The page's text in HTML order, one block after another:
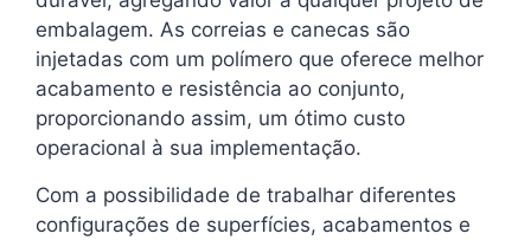
embalagem. As correias e canecas são
injetadas com um polímero que oferece melhor
acabamento e resistência ao conjunto,
proporcionando assim, um ótimo custo
operacional à sua implementação.
Com a possibilidade de trabalhar diferentes
configurações de superfícies, acabamentos e